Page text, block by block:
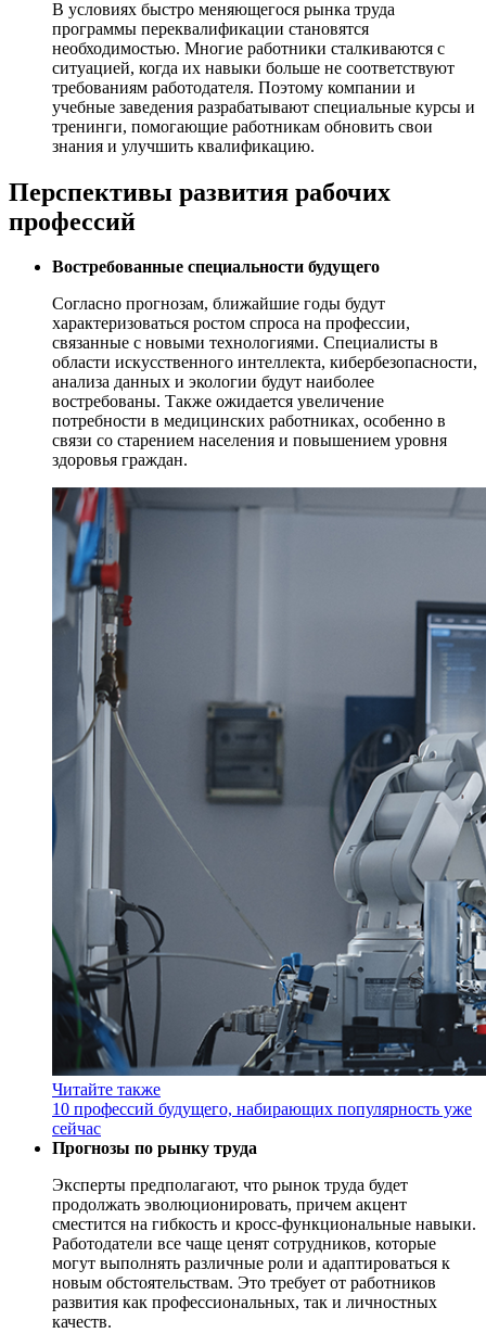
В условиях быстро меняющегося рынка труда
программы переквалификации становятся
необходимостью. Многие работники сталкиваются с
ситуацией, когда их навыки больше не соответствуют
требованиям работодателя. Поэтому компании и
учебные заведения разрабатывают специальные курсы и
тренинги, помогающие работникам обновить свои
знания и улучшить квалификацию.
Перспективы развития рабочих
профессий
Востребованные специальности будущего
Согласно прогнозам, ближайшие годы будут
характеризоваться ростом спроса на профессии,
связанные с новыми технологиями. Специалисты в
области искусственного интеллекта, кибербезопасности,
анализа данных и экологии будут наиболее
востребованы. Также ожидается увеличение
потребности в медицинских работниках, особенно в
связи со старением населения и повышением уровня
здоровья граждан.
Читайте также
10 профессий будущего, набирающих популярность уже
сейчас
Прогнозы по рынку труда
Эксперты предполагают, что рынок труда будет
продолжать эволюционировать, причем акцент
сместится на гибкость и кросс-функциональные навыки.
Работодатели все чаще ценят сотрудников, которые
могут выполнять различные роли и адаптироваться к
новым обстоятельствам. Это требует от работников
развития как профессиональных, так и личностных
качеств.